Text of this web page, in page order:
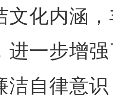
文化内涵
进一步增
洁自律意